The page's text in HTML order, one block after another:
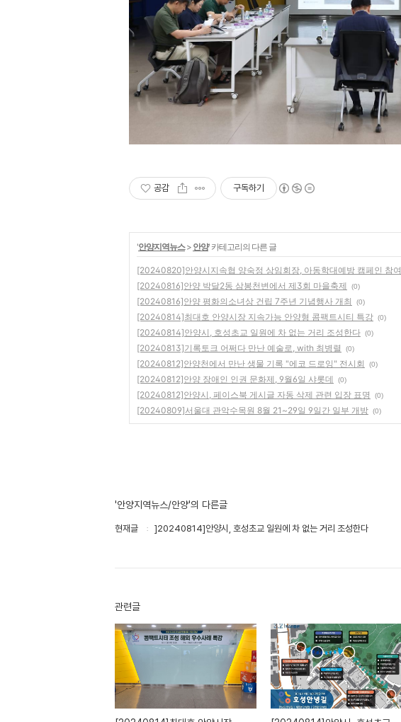
공감 구독하기
'안양지역뉴스> 안양' 카테고리의 다른 글
[20240820]안양시지속협 양숙정 상임회장, 아동학대예방 캠페인 참여
[20240816]안양 박달2동 삼봉천변에서 제3회 마을축제 (0)
[20240816]안양 평화의소녀상 건립 7주년 기념행사 개최 (0)
[20240814]최대호 안양시장 지속가능 안양형 콤팩트시티 특강 (0)
[20240814]안양시, 호성초교 일원에 차 없는 거리 조성한다 (0)
[20240813]기록토크 어쩌다 만난 예술로, with 최병렬 (0)
[20240812]안양천에서 만난 생물 기록 "에코 드로잉" 전시회 (0)
[20240812]안양 장애인 인권 문화제, 9월6일 샤롯데 (0)
[20240812]안양시, 페이스북 게시글 자동 삭제 관련 입장 표명 (0)
[20240809]서울대 관악수목원 8월 21~29일 9일간 일부 개방 (0)
'안양지역뉴스/안양'의 다른글
현재글 ]20240814]안양시, 호성초교 일원에 차 없는 거리 조성한다
관련글